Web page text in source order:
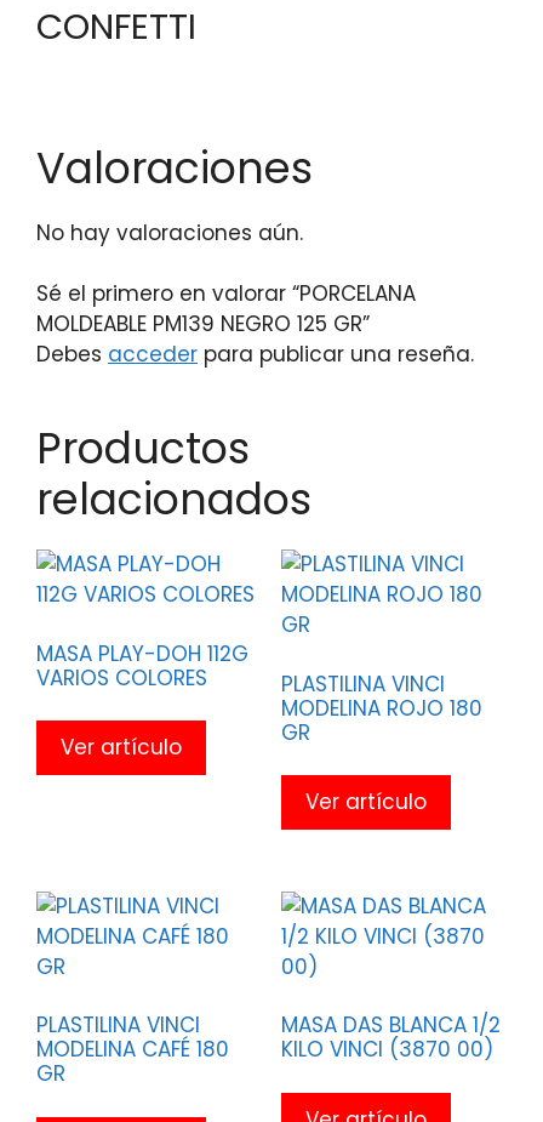
CONFETTI
Valoraciones
No hay valoraciones aún.
Sé el primero en valorar “PORCELANA
MOLDEABLE PM139 NEGRO 125 GR”
Debes acceder para publicar una reseña.
Productos
relacionados
MASA PLAY-DOH 112G
VARIOS COLORES
Ver artículo
PLASTILINA VINCI
MODELINA ROJO 180
GR
Ver artículo
PLASTILINA VINCI
MODELINA CAFÉ 180
GR
MASA DAS BLANCA 1/2
KILO VINCI (3870 00)